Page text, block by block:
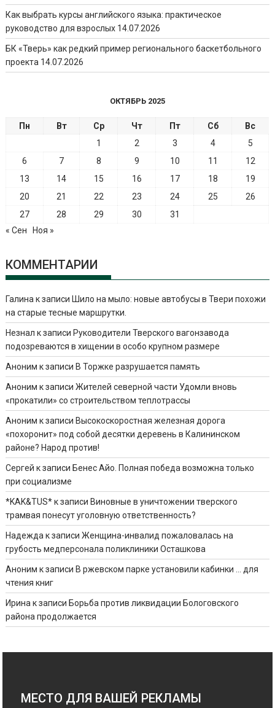
Как выбрать курсы английского языка: практическое
руководство для взрослых 14.07.2026
БК «Тверь» как редкий пример регионального баскетбольного
проекта 14.07.2026
ОКТЯБРЬ 2025
Пн Вт Ср Чт Пт Сб
Вс
1
2 3 4
5
6
7 8 9 10 11
12
13
14 15 16 17 18
19
20
21 22 23 24 25
26
27
28 29 30
31
« Сен
Ноя »
КОММЕНТАРИИ
Галина к записи Шило на мыло: новые автобусы в Твери похожи
на старые тесные маршрутки.
Незнал к записи Руководители Тверского вагонзавода
подозреваются в хищении в особо крупном размере
Аноним к записи В Торжке разрушается память
Аноним к записиЖителей северной части Удомли вновь
«прокатили» со строительством теплотрассы
Аноним к записи Высокоскоростная железная дорога
«похоронит» под собой десятки деревень в Калининском
районе? Народ против!
Сергей к записи Бенес Айо. Полная победа возможна только
при социализме
*KAK&TUS*к записи Виновные в уничтожении тверского
трамвая понесут уголовную ответственность?
Надежда к записиЖенщина-инвалид пожаловалась на
грубость медперсонала поликлиники Осташкова
Аноним к записи В ржевском парке установили кабинки … для
чтения книг
Ирина к записи Борьба против ликвидации Бологовского
района продолжается
МЕСТО ДЛЯ ВАШЕЙ РЕКЛАМЫ